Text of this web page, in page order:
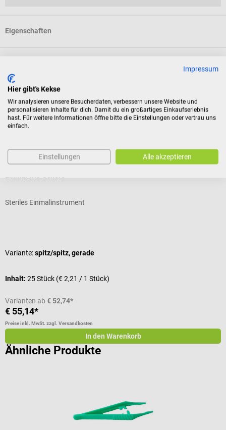
Eigenschaften
Bewertungen
ClinaStar
Steriles Einmalinstrument
Variante:spitz/spitz, gerade
Inhalt: 25 Stück (€ 2,21 / 1 Stück)
Varianten ab € 52,74*
€ 55,14*
Preise inkl. MwSt. zzgl. Versandkosten
In den Warenkorb
Ähnliche Produkte
Impressum
Hier gibt's Kekse
Wir analysieren unsere Besucherdaten, verbessern unsere Website und
personalisieren Inhalte für dich. Damit du ein großartiges Einkaufserlebnis
hast. Für weitere Informationen öffne bitte die Einstellungen oder vertrau uns
einfach.
Einstellungen Alle akzeptieren